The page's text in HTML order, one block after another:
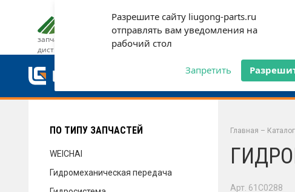
Разрешите сайту liugong-parts.ru
отправлять вам уведомления на
рабочий стол
Запретить
запчасти от официального
дистрибьютора
ДОСТАВКА И ОПЛАТА ГАРАНТИЯ
ДОСТАВКА И ОПЛАТА
СЕРВИС
ПО ТИПУ ЗАПЧАСТЕЙ
WEICHAI
Гидромеханическая передача
Главная – Каталог
Арт. 61C0288